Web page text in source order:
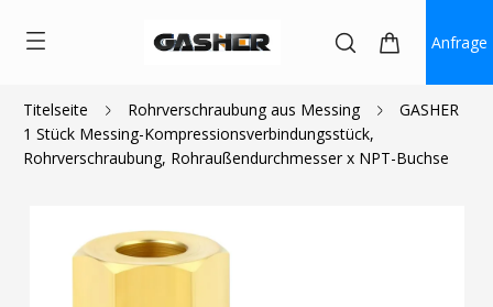
Anfrage
Titelseite Rohrverschraubung aus Messing
GASHER
1 Stück Messing-Kompressionsverbindungsstück,
Rohrverschraubung, Rohraußendurchmesser x NPT-Buchse
$1.30